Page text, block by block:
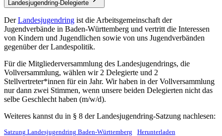
Landesjugendring-Delegierte
DerLandesjugendring ist die Arbeitsgemeinschaft der
Jugendverbände in Baden-Württemberg und vertritt die Interessen
von Kindern und Jugendlichen sowie von uns Jugendverbänden
gegenüber der Landespolitik.
Für die Mitgliederversammlung des Landesjugendrings, die
Vollversammlung, wählen wir 2 Delegierte und 2
Stellvertreter*innen für ein Jahr. Wir haben in der Vollversammlung
nur dann zwei Stimmen, wenn unsere beiden Delegierten nicht das
selbe Geschlecht haben (m/w/d).
Weiteres kannst du in § 8 der Landesjugendring-Satzung nachlesen:
Satzung Landesjugendring Baden-Württemberg Herunterladen